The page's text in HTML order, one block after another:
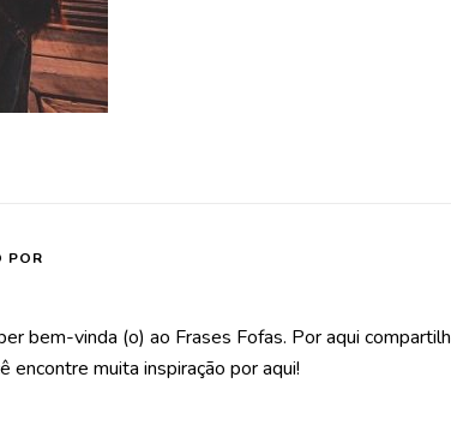
POR
bem-vinda (o) ao Frases Fofas. Por aqui
encontre muita inspiração por aqui!